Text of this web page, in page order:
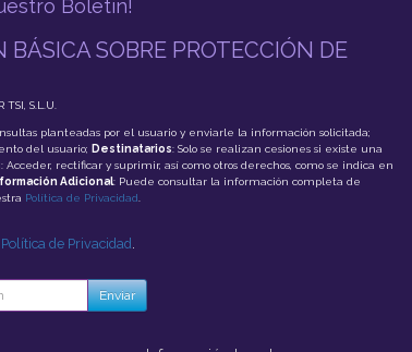
Boletín!
BÁSICA SOBRE PROTECCIÓN DE
TSI, S.L.U.
planteadas por el usuario y enviarle la información solicitada;
del usuario; Destinatarios: Solo se realizan cesiones si existe una
: Acceder, rectificar y suprimir, así como otros derechos, como se indica en
Adicional: Puede consultar la información completa de
Política de Privacidad.
Política de Privacidad .
Enviar